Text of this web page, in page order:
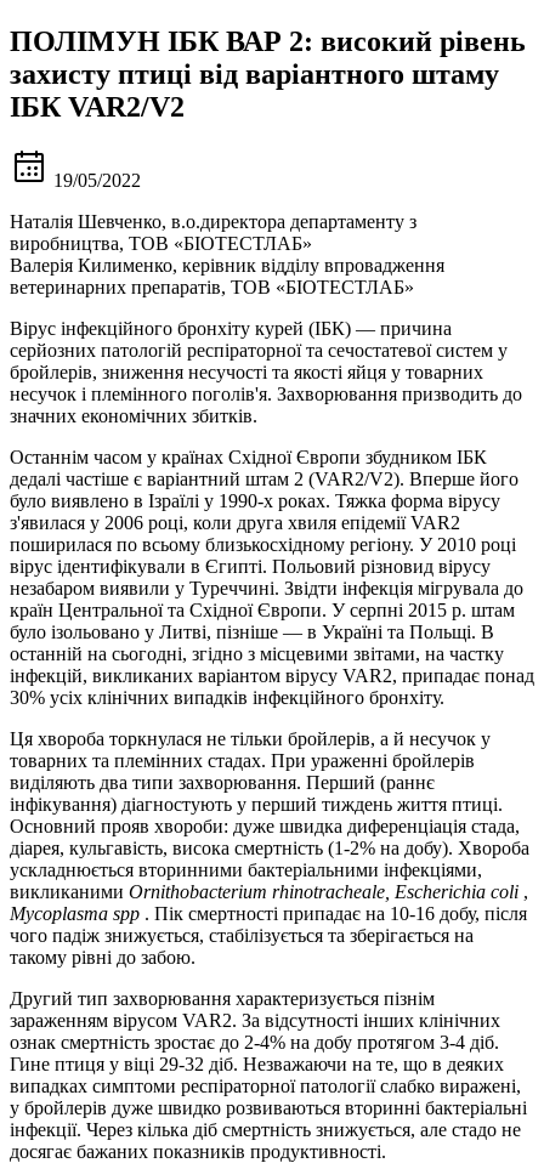
ПОЛІМУН ІБК ВАР 2: високий рівень
захисту птиці від варіантного штаму
ІБК VAR2/V2
19/05/2022
Наталія Шевченко, в.о.директора департаменту з
виробництва, ТОВ «БІОТЕСТЛАБ»
Валерія Килименко, керівник відділу впровадження
ветеринарних препаратів, ТОВ «БІОТЕСТЛАБ»
Вірус інфекційного бронхіту курей (ІБК) — причина
серйозних патологій респіраторної та сечостатевої систем у
бройлерів, зниження несучості та якості яйця у товарних
несучок і племінного поголів'я. Захворювання призводить до
значних економічних збитків.
Останнім часом у країнах Східної Європи збудником ІБК
дедалі частіше є варіантний штам 2 (VAR2/V2). Вперше його
було виявлено в Ізраїлі у 1990-х роках. Тяжка форма вірусу
з'явилася у 2006 році, коли друга хвиля епідемії VAR2
поширилася по всьому близькосхідному регіону. У 2010 році
вірус ідентифікували в Єгипті. Польовий різновид вірусу
незабаром виявили у Туреччині. Звідти інфекція мігрувала до
країн Центральної та Східної Європи. У серпні 2015 р. штам
було ізольовано у Литві, пізніше — в Україні та Польщі. В
останній на сьогодні, згідно з місцевими звітами, на частку
інфекцій, викликаних варіантом вірусу VAR2, припадає понад
30% усіх клінічних випадків інфекційного бронхіту.
Ця хвороба торкнулася не тільки бройлерів, а й несучок у
товарних та племінних стадах. При ураженні бройлерів
виділяють два типи захворювання. Перший (раннє
інфікування) діагностують у перший тиждень життя птиці.
Основний прояв хвороби: дуже швидка диференціація стада,
діарея, кульгавість, висока смертність (1-2% на добу). Хвороба
ускладнюється вторинними бактеріальними інфекціями,
викликаними Ornithobacterium rhinotracheale, Escherichia coli ,
Mycoplasma spр . Пік смертності припадає на 10-16 добу, після
чого падіж знижується, стабілізується та зберігається на
такому рівні до забою.
Другий тип захворювання характеризується пізнім
зараженням вірусом VAR2. За відсутності інших клінічних
ознак смертність зростає до 2-4% на добу протягом 3-4 діб.
Гине птиця у віці 29-32 діб. Незважаючи на те, що в деяких
випадках симптоми респіраторної патології слабко виражені,
у бройлерів дуже швидко розвиваються вторинні бактеріальні
інфекції. Через кілька діб смертність знижується, але стадо не
досягає бажаних показників продуктивності.